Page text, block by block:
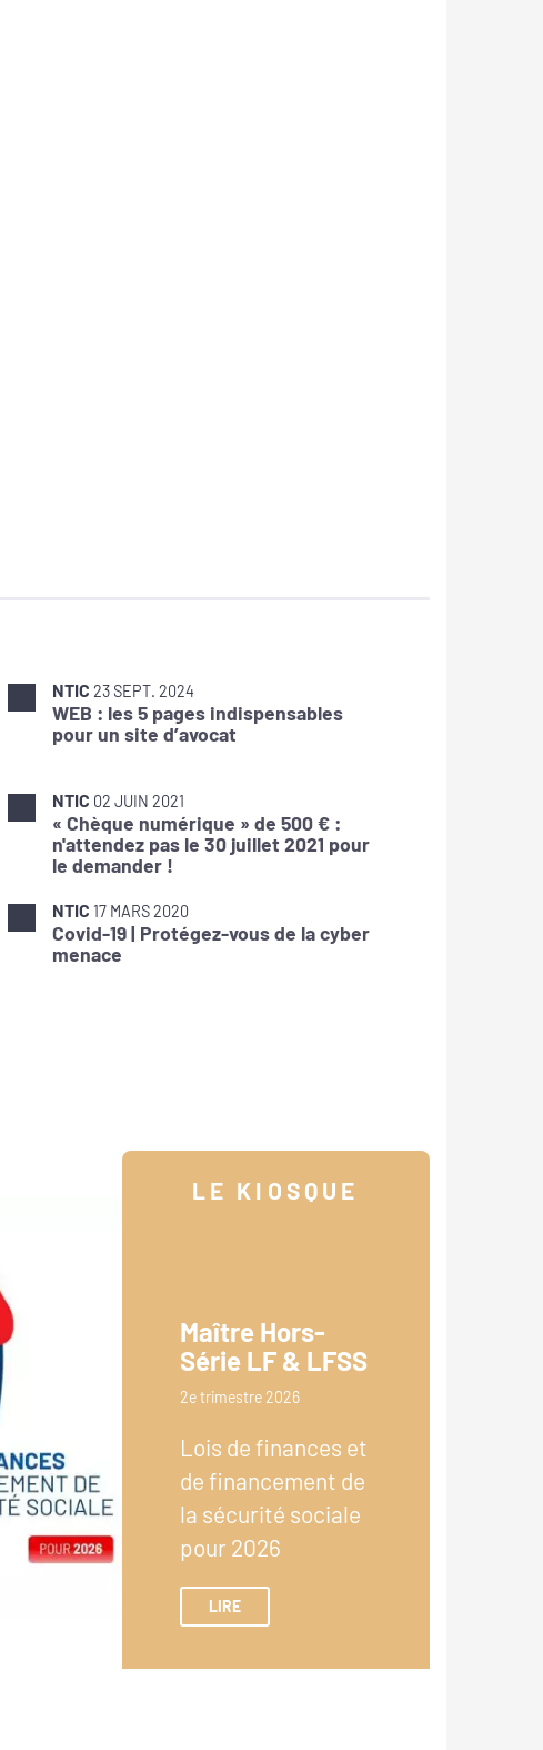
NTIC 23 SEPT. 2024
WEB : les 5 pages indispensables
pour un site d’avocat
NTIC 02 JUIN 2021
« Chèque numérique » de 500 € :
n'attendez pas le 30 juillet 2021 pour
le demander !
NTIC 17 MARS 2020
Covid-19 | Protégez-vous de la cyber
menace
LE KIOSQUE
Maître Hors-
Série LF & LFSS
2e trimestre 2026
Lois de finances et
de financement de
la sécurité sociale
pour 2026
LIRE